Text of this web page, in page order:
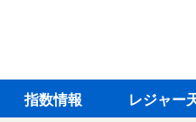
指数情報 レジャー